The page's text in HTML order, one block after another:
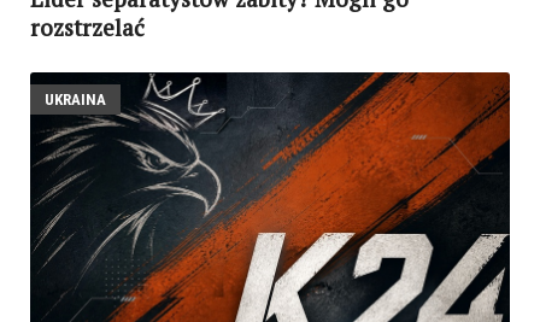
rozstrzelać
UKRAINA